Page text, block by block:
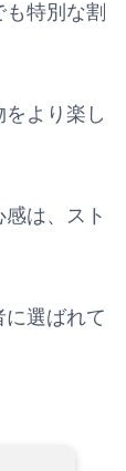
特別な割
より楽し
は、スト
選ばれて